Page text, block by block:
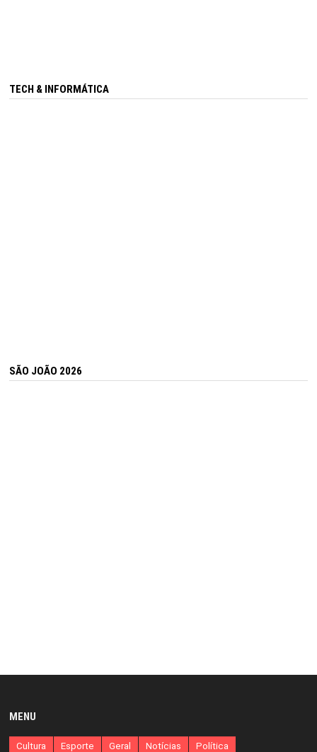
TECH & INFORMÁTICA
SÃO JOÃO 2026
MENU
Cultura Esporte Geral Notícias Política